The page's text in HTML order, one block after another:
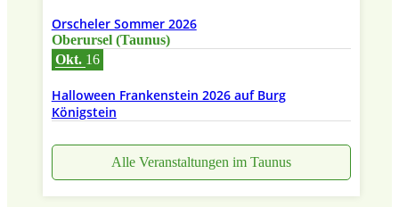
Orscheler Sommer 2026
Oberursel (Taunus)
Okt. 16
Halloween Frankenstein 2026 auf Burg
Königstein
Alle Veranstaltungen im Taunus